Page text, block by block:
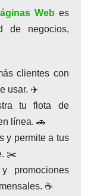
Web es
de negocios,
clientes con
usar. ✈️
tu flota de
línea. 🚗
y permite a tus
✂️
promociones
☕